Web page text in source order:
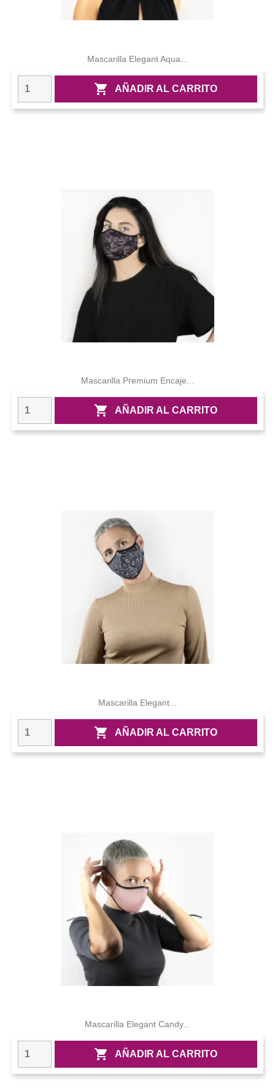
Mascarilla Elegant Aqua...
 AÑADIR AL CARRITO
Mascarilla Premium Encaje...
 AÑADIR AL CARRITO
Mascarilla Elegant...
 AÑADIR AL CARRITO
Mascarilla Elegant Candy...
 AÑADIR AL CARRITO